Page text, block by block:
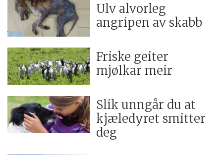
Ulv alvorleg
angripen av skabb
Friske geiter
mjølkar meir
Slik unngår du at
kjæledyret smitter
deg